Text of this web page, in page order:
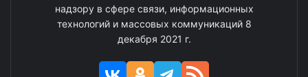
надзору в сфере связи, информационных
технологий и массовых коммуникаций 8
декабря 2021 г.